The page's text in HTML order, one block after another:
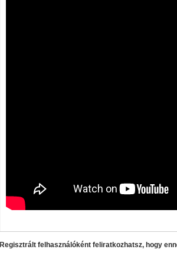
AV1 4K Plus – 4K-s filmfájlok, YouTube HDR
Regisztrált felhasználóként feliratkozhatsz, hogy